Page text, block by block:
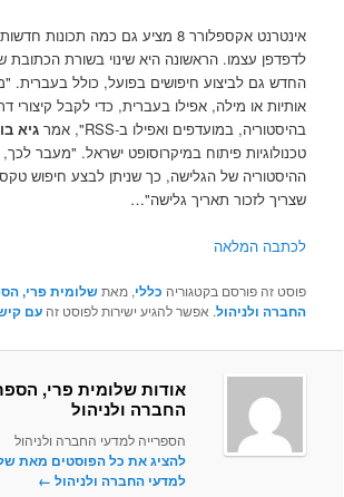
אינטרנט אקספלורר 8 מציע גם כמה
לדפדפן עצמו. הראשונה היא שינוי בשורת
החדש גם לביצוע חיפושים בפועל, כולל בעברית.
אותיות או מילה, אפילו בעברית, כדי לקבל קיצורי
בהיסטוריה, במועדפים ואפילו ב-RSS", אמר
גיא
טכנולוגיות פיתוח במיקרוסופט ישראל. "מעבר לכך,
ההיסטוריה של הגלישה, כך שניתן לבצע חיפוש
שצריך לזכור תאריך גלישה"…
לכתבה המלאה
פוסט זה פורסם בקטגוריה כללי, מאתשלומית פרי,
החברה ולניהול. אפשר להגיע ישירות לפוסט זהעם
אודות שלומית פרי,
החברה ולניהול
הספרייה למדעי החברה ולניהול
להציג את כל הפוסטים מאת
למדעי החברה ולניהול‏ ←